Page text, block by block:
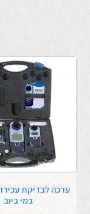
ערכה לבדיקת
במי ביוב